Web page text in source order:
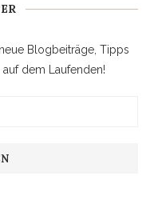
Blogbeiträge, Tipps
dem Laufenden!